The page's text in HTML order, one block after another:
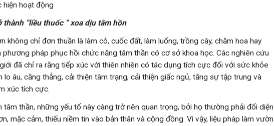
hiện hoạt động
“liều thuốc ” xoa dịu tâm hồn
không chỉ đơn thuần là làm cỏ, cuốc đất, làm luống, trồng cây, chăm hoa hay
phương pháp phục hồi chức năng tâm thần có cơ sở khoa học. Các nghiên cứu
đã chỉ ra rằng tiếp xúc với thiên nhiên có tác dụng tích cực đối với sức khỏe
lo âu, căng thẳng, cải thiện tâm trạng, cải thiện giấc ngủ, tăng sự tập trung và
xúc tích cực.
thần, những yếu tố này càng trở nên quan trọng, bởi họ thường phải đối diện
mặc cảm, thiếu niềm tin vào bản thân và cộng đồng. Vì vậy, liệu pháp làm vườn